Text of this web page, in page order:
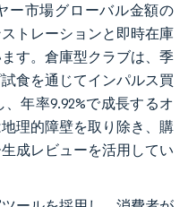
ー市場グローバル金額の
トレーションと即時在庫
す。倉庫型クラブは、季
食を通じてインパルス買
年率9.92%で成長するオ
理的障壁を取り除き、購
成レビューを活用してい